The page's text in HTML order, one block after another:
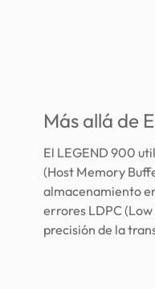
Más allá de
El LEGEND 900
(Host Memory
almacenamiento
errores LDPC
precisión de la